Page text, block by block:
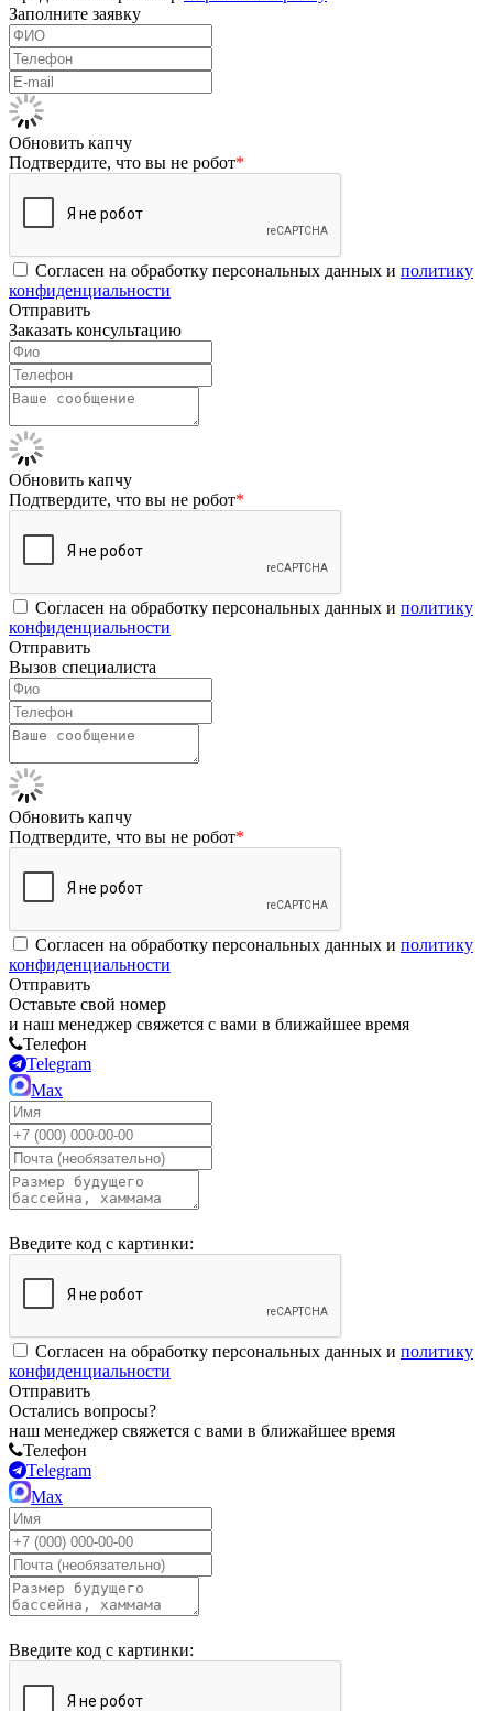
Заполните заявку
Обновить капчу
Подтвердите, что вы не робот*
Согласен на обработку персональных данных и политику
конфиденциальности
Отправить
Заказать консультацию
Обновить капчу
Подтвердите, что вы не робот*
Согласен на обработку персональных данных и политику
конфиденциальности
Отправить
Вызов специалиста
Обновить капчу
Подтвердите, что вы не робот*
Согласен на обработку персональных данных и политику
конфиденциальности
Отправить
Оставьте свой номер
и наш менеджер свяжется с вами в ближайшее время
Телефон
Telegram
Max
Введите код с картинки:
Согласен на обработку персональных данных и политику
конфиденциальности
Отправить
Остались вопросы?
наш менеджер свяжется с вами в ближайшее время
Телефон
Telegram
Max
Введите код с картинки: